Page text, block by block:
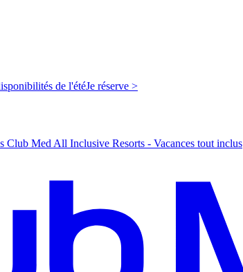
de l'étéJe réserve >
Club Med All Inclusive Resorts - Vacances tout inclus